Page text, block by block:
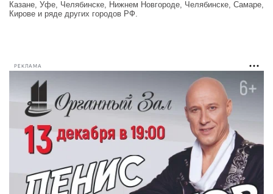
Казане, Уфе, Челябинске, Нижнем Новгороде, Челябинске, Самаре,
Кирове и ряде других городов РФ.
РЕКЛАМА